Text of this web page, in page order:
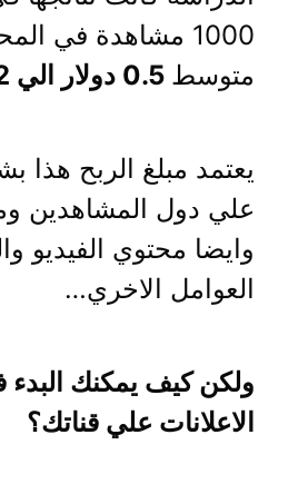
1000 مشاهدة في
متوسط0.5 دولار الي 2 دولار.
يعتمد مبلغ الربح
علي دول المشاهدين
وايضا محتوي الفيديو
العوامل الاخري…
ولكن كيف يمكنك
الاعلانات علي قناتك؟